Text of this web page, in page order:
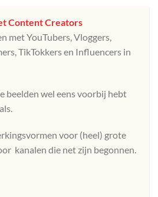
Content Creators
met YouTubers, Vloggers,
TikTokkers en Influencers in
beelden wel eens voorbij hebt
voor (heel) grote
kanalen die net zijn begonnen.